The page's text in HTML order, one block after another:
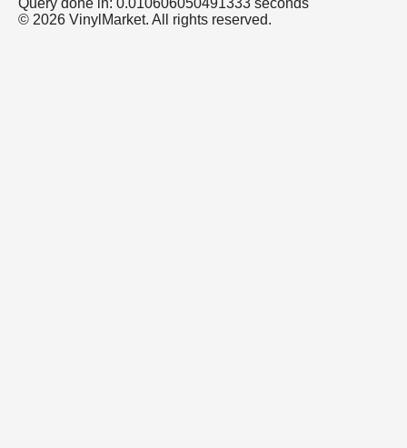
Query done in: 0.010606050491333 seconds
© 2026 VinylMarket. All rights reserved.